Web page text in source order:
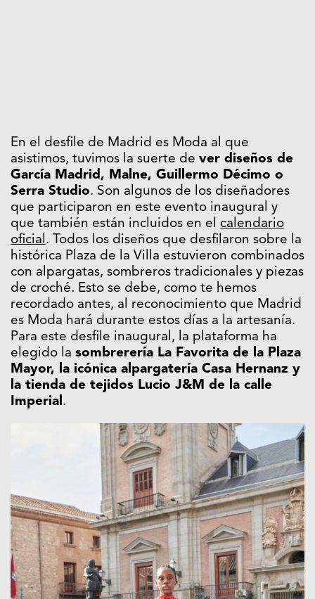
En el desfile de Madrid es Moda al que
asistimos, tuvimos la suerte de ver diseños de
García Madrid, Malne, Guillermo Décimo o
Serra Studio. Son algunos de los diseñadores
que participaron en este evento inaugural y
que también están incluidos en el calendario
oficial. Todos los diseños que desfilaron sobre la
histórica Plaza de la Villa estuvieron combinados
con alpargatas, sombreros tradicionales y piezas
de croché. Esto se debe, como te hemos
recordado antes, al reconocimiento que Madrid
es Moda hará durante estos días a la artesanía.
Para este desfile inaugural, la plataforma ha
elegido la sombrerería La Favorita de la Plaza
Mayor, la icónica alpargatería Casa Hernanz y
la tienda de tejidos Lucio J&M de la calle
Imperial.